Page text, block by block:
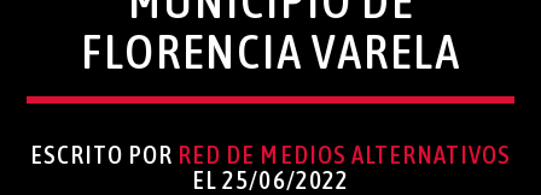
FLORENCIA VARELA
ESCRITO POR RED DE MEDIOS ALTERNATIVOS
EL 25/06/2022